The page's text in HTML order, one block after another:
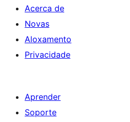
Acerca de
Novas
Aloxamento
Privacidade
Aprender
Soporte